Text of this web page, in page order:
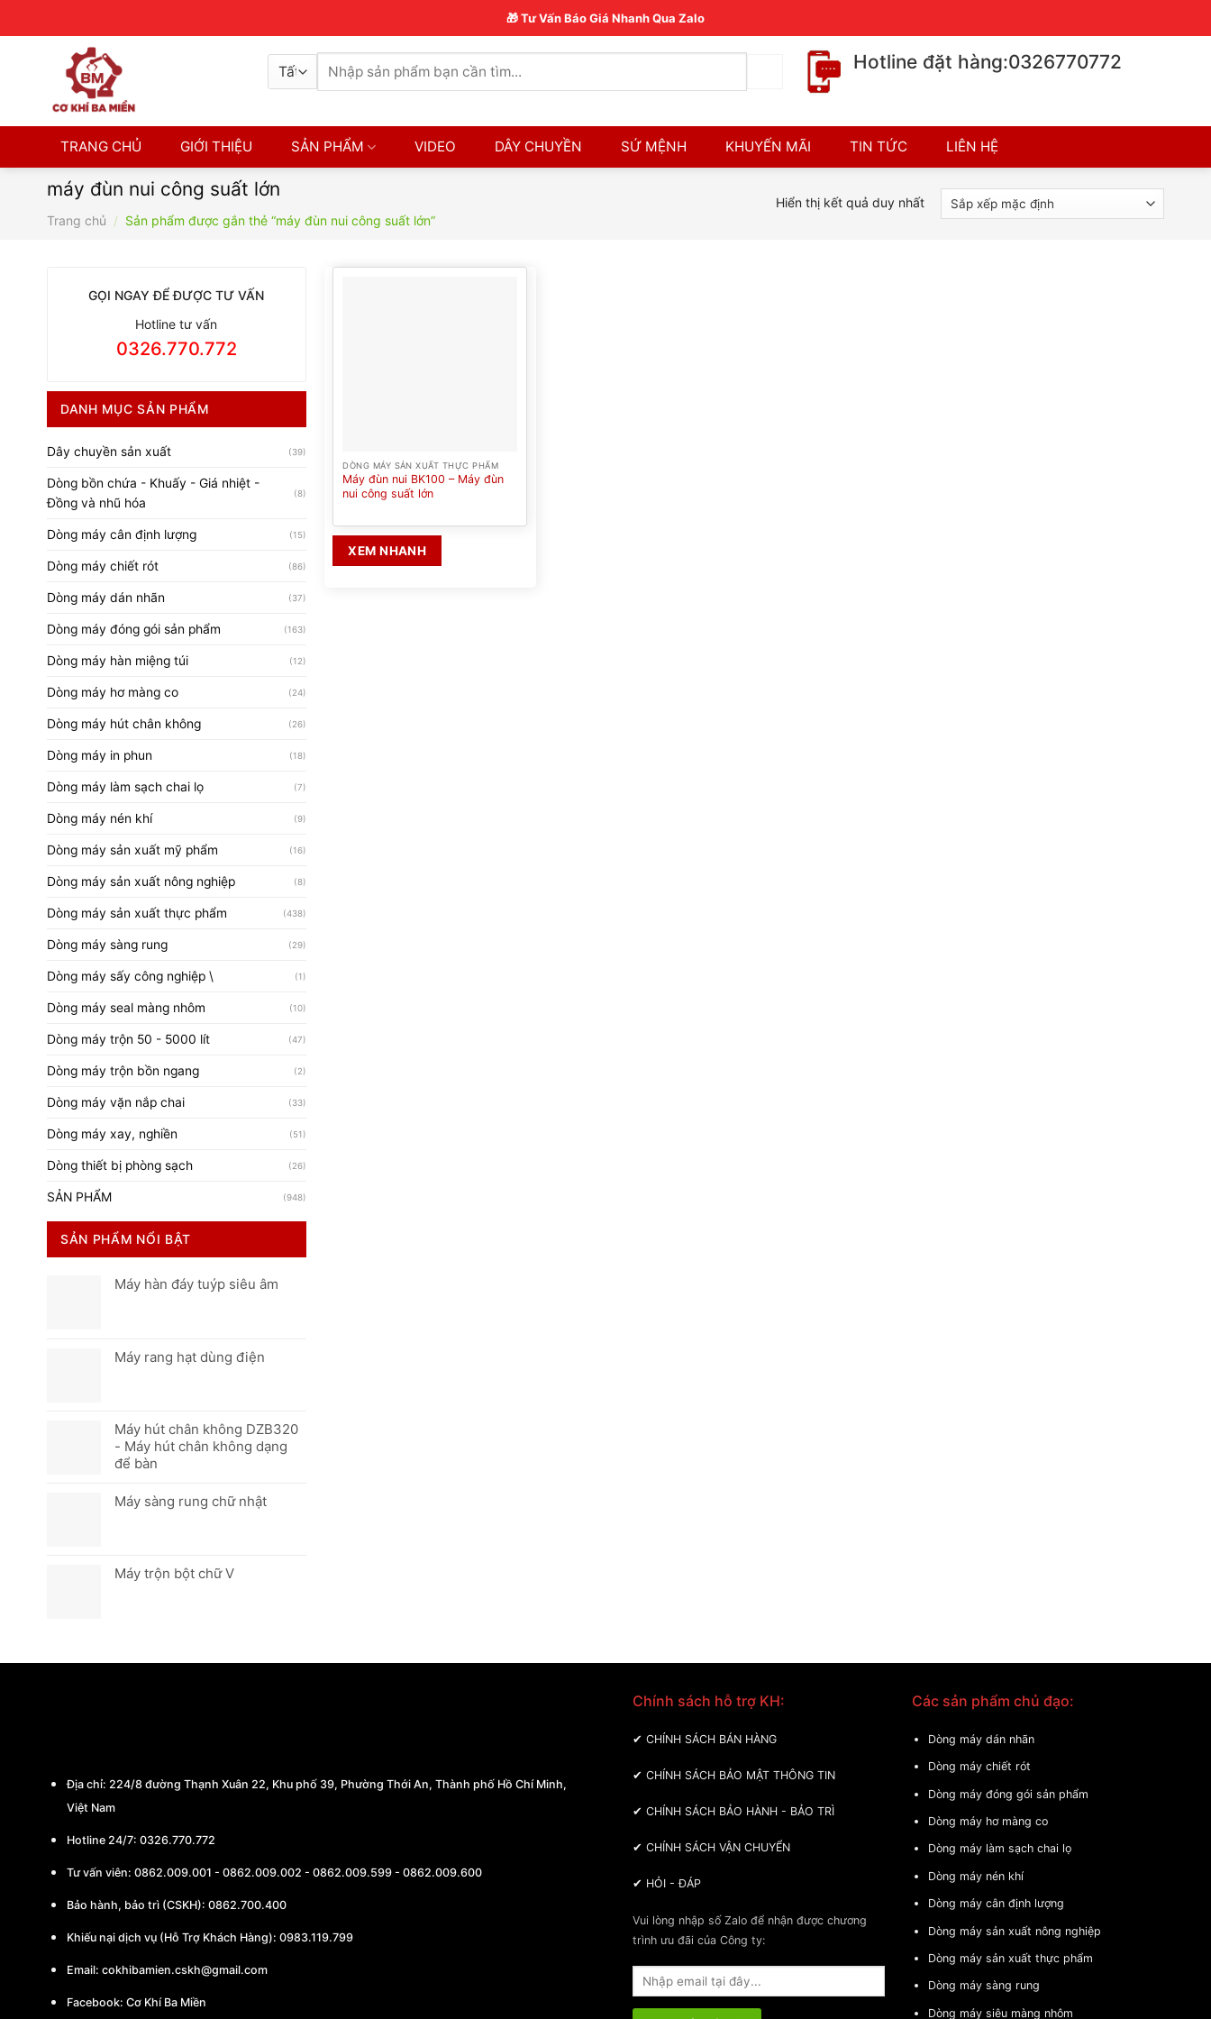
kiếm:
Hotline đặt hàng:0326770772
TRANG CHỦ GIỚI THIỆU SẢN PHẨM VIDEO DÂY CHUYỀN SỨ MỆNH KHUYẾN MÃI TIN TỨC LIÊN HỆ
máy đùn nui công suất lớn
Trang chủ / Sản phẩm được gắn thẻ “máy đùn nui công suất lớn”
Hiển thị kết quả duy nhất
GỌI NGAY ĐỂ ĐƯỢC TƯ VẤN
Hotline tư vấn
0326.770.772
DANH MỤC SẢN PHẨM
Dây chuyền sản xuất (39)
Dòng bồn chứa - Khuấy - Giá nhiệt -
Đồng và nhũ hóa
(8)
Dòng máy cân định lượng (15)
Dòng máy chiết rót (86)
Dòng máy dán nhãn (37)
Dòng máy đóng gói sản phẩm (163)
Dòng máy hàn miệng túi (12)
Dòng máy hơ màng co (24)
Dòng máy hút chân không (26)
Dòng máy in phun (18)
Dòng máy làm sạch chai lọ (7)
Dòng máy nén khí (9)
Dòng máy sản xuất mỹ phẩm (16)
Dòng máy sản xuất nông nghiệp (8)
Dòng máy sản xuất thực phẩm (438)
Dòng máy sàng rung (29)
Dòng máy sấy công nghiệp \ (1)
Dòng máy seal màng nhôm (10)
Dòng máy trộn 50 - 5000 lít (47)
Dòng máy trộn bồn ngang (2)
Dòng máy vặn nắp chai (33)
Dòng máy xay, nghiền (51)
Dòng thiết bị phòng sạch (26)
SẢN PHẨM (948)
SẢN PHẨM NỔI BẬT
Máy hàn đáy tuýp siêu âm
Máy rang hạt dùng điện
Máy hút chân không DZB320
- Máy hút chân không dạng
để bàn
Máy sàng rung chữ nhật
Máy trộn bột chữ V
DÒNG MÁY SẢN XUẤT THỰC PHẨM
Máy đùn nui BK100 – Máy đùn
nui công suất lớn
XEM NHANH
Địa chỉ: 224/8 đường Thạnh Xuân 22, Khu phố 39, Phường Thới An, Thành phố Hồ Chí Minh,
Việt Nam
Hotline 24/7: 0326.770.772
Tư vấn viên: 0862.009.001 - 0862.009.002 - 0862.009.599 - 0862.009.600
Bảo hành, bảo trì (CSKH): 0862.700.400
Khiếu nại dịch vụ (Hỗ Trợ Khách Hàng): 0983.119.799
Email: cokhibamien.cskh@gmail.com
Facebook: Cơ Khí Ba Miền
Chính sách hỗ trợ KH:
✔ CHÍNH SÁCH BÁN HÀNG
✔ CHÍNH SÁCH BẢO MẬT THÔNG TIN
✔ CHÍNH SÁCH BẢO HÀNH - BẢO TRÌ
✔ CHÍNH SÁCH VẬN CHUYỂN
✔ HỎI - ĐÁP
Vui lòng nhập số Zalo để nhận được chương
trình ưu đãi của Công ty:
Các sản phẩm chủ đạo:
Dòng máy dán nhãn
Dòng máy chiết rót
Dòng máy đóng gói sản phẩm
Dòng máy hơ màng co
Dòng máy làm sạch chai lọ
Dòng máy nén khí
Dòng máy cân định lượng
Dòng máy sản xuất nông nghiệp
Dòng máy sản xuất thực phẩm
Dòng máy sàng rung
Dòng máy siêu màng nhôm
🎁 Tư Vấn Báo Giá Nhanh Qua Zalo